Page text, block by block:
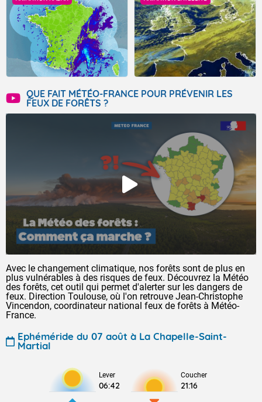
QUE FAIT MÉTÉO-FRANCE POUR PRÉVENIR LES
FEUX DE FORÊTS ?
Avec le changement climatique, nos forêts sont de plus en
plus vulnérables à des risques de feux. Découvrez la Météo
des forêts, cet outil qui permet d'alerter sur les dangers de
feux. Direction Toulouse, où l'on retrouve Jean-Christophe
Vincendon, coordinateur national feux de forêts à Météo-
France.
Ephéméride du 07 août à La Chapelle-Saint-
Martial
Lever
06:42
Coucher
21:16